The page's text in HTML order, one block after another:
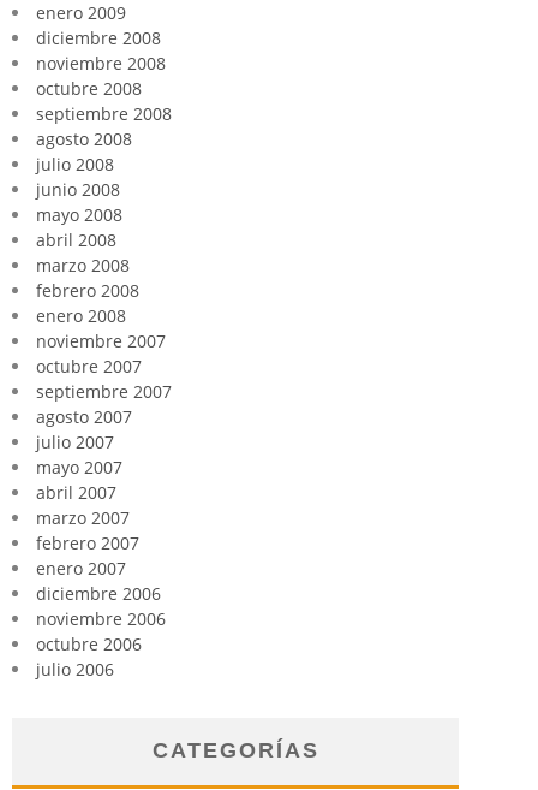
enero 2009
diciembre 2008
noviembre 2008
octubre 2008
septiembre 2008
agosto 2008
julio 2008
junio 2008
mayo 2008
abril 2008
marzo 2008
febrero 2008
enero 2008
noviembre 2007
octubre 2007
septiembre 2007
agosto 2007
julio 2007
mayo 2007
abril 2007
marzo 2007
febrero 2007
enero 2007
diciembre 2006
noviembre 2006
octubre 2006
julio 2006
CATEGORÍAS